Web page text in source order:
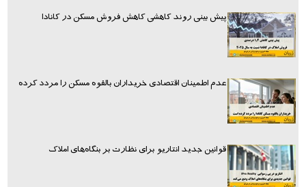
پیش بینی روند کاهشی کاهش فروش مسکن در کانادا
عدم اطمینان اقتصادی خریداران بالقوه مسکن را مردد کرده
قوانین جدید انتاریو برای نظارت بر بنگاه‌های املاک